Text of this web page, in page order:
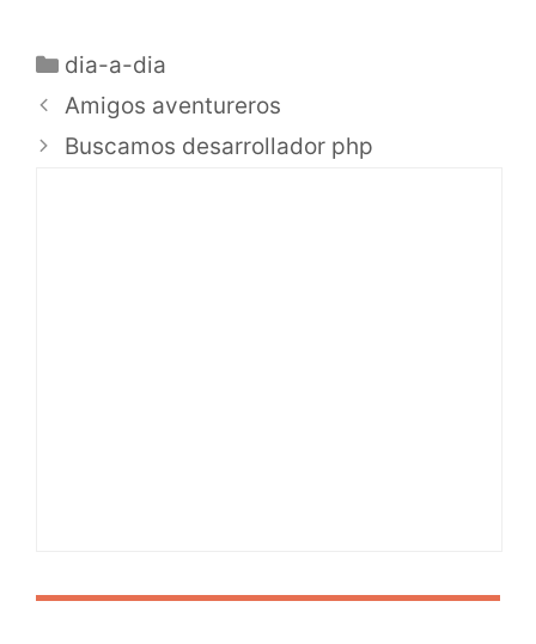
dia-a-dia
Amigos aventureros
Buscamos desarrollador php